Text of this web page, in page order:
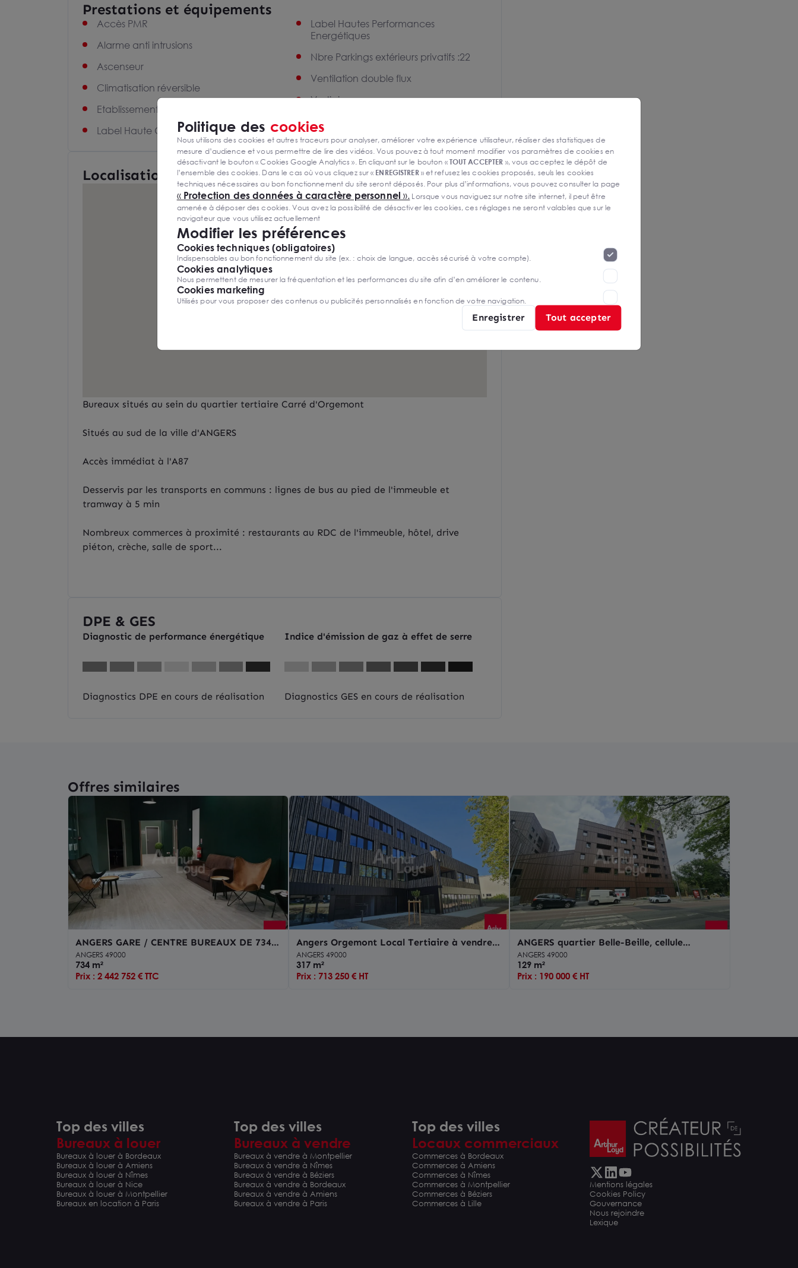
Prestations et équipements
Accès PMR
Alarme anti intrusions
Ascenseur
Climatisation réversible
Etablissement recevant du public
Label Haute Qualité Environnemental
Label Hautes Performances
Energétiques
Nbre Parkings extérieurs privatifs :22
Ventilation double flux
Vestiaires
Localisation et Transports
Bureaux situés au sein du quartier tertiaire Carré d'Orgemont
Situés au sud de la ville d'ANGERS
Accès immédiat à l'A87
Desservis par les transports en communs : lignes de bus au pied de l'immeuble et
tramway à 5 min
Nombreux commerces à proximité : restaurants au RDC de l'immeuble, hôtel, drive
piéton, crèche, salle de sport...
DPE & GES
Diagnostic de performance énergétique
Diagnostics DPE en cours de réalisation
Indice d'émission de gaz à effet de serre
Diagnostics GES en cours de réalisation
Offres similaires
ANGERS GARE / CENTRE BUREAUX DE 734
M² A VENDRE
ANGERS 49000
734 m²
Prix : 2 442 752 € TTC
Angers Orgemont Local Tertiaire à vendre
de 317 m² avec terrasse
ANGERS 49000
317 m²
Prix : 713 250 € HT
ANGERS quartier Belle-Beille, cellule
commerciale de 128,50 m²
ANGERS 49000
129 m²
Prix : 190 000 € HT
Top des villes
Bureaux à louer
Bureaux à louer à Bordeaux
Bureaux à louer à Amiens
Bureaux à louer à Nîmes
Bureaux à louer à Nice
Bureaux à louer à Montpellier
Bureaux en location à Paris
Top des villes
Bureaux à vendre
Bureaux à vendre à Montpellier
Bureaux à vendre à Nîmes
Bureaux à vendre à Béziers
Bureaux à vendre à Bordeaux
Bureaux à vendre à Amiens
Bureaux à vendre à Paris
Top des villes
Locaux commerciaux
Commerces à Bordeaux
Commerces à Amiens
Commerces à Nîmes
Commerces à Montpellier
Commerces à Béziers
Commerces à Lille
Mentions légales
Cookies Policy
Gouvernance
Nous rejoindre
Lexique
Politique des cookies
Nous utilisons des cookies et autres traceurs pour analyser, améliorer votre expérience utilisateur, réaliser des statistiques de
mesure d’audience et vous permettre de lire des vidéos. Vous pouvez à tout moment modifier vos paramètres de cookies en
désactivant le bouton « Cookies Google Analytics ». En cliquant sur le bouton «TOUT ACCEPTER », vous acceptez le dépôt de
l’ensemble des cookies. Dans le cas où vous cliquez sur « ENREGISTRER» et refusez les cookies proposés, seuls les cookies
techniques nécessaires au bon fonctionnement du site seront déposés. Pour plus d’informations, vous pouvez consulter la page
« Protection des données à caractère personnel ». Lorsque vous naviguez sur notre site internet, il peut être
amenée à déposer des cookies. Vous avez la possibilité de désactiver les cookies, ces réglages ne seront valables que sur le
navigateur que vous utilisez actuellement
Modifier les préférences
Cookies techniques (obligatoires)
Indispensables au bon fonctionnement du site (ex. : choix de langue, accès sécurisé à votre compte).
Cookies analytiques
Nous permettent de mesurer la fréquentation et les performances du site afin d’en améliorer le contenu.
Cookies marketing
Utilisés pour vous proposer des contenus ou publicités personnalisés en fonction de votre navigation.
Enregistrer Tout accepter